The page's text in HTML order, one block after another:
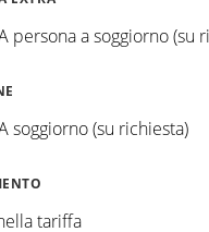
persona a soggiorno (su
soggiorno (su richiesta)
tariffa